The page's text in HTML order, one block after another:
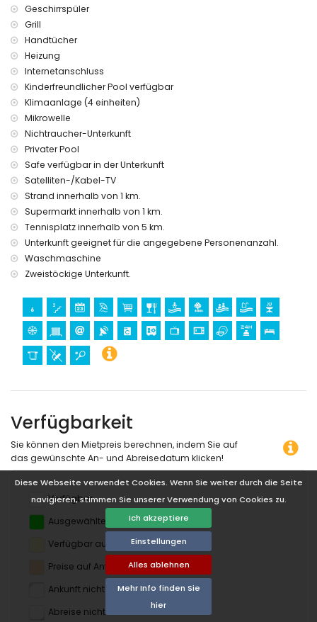
Diese Webseite verwendet Cookies. Wenn Sie weiter durch die Seite
navigieren, stimmen Sie unserer Verwendung von Cookies zu.
Ich akzeptiere
Einstellungen
Alles ablehnen
Mehr Info finden Sie
hier
Geschirrspüler
Grill
Handtücher
Heizung
Internetanschluss
Kinderfreundlicher Pool verfügbar
Klimaanlage (4 einheiten)
Mikrowelle
Nichtraucher-Unterkunft
Privater Pool
Safe verfügbar in der Unterkunft
Satelliten-/Kabel-TV
Strand innerhalb von 1 km.
Supermarkt innerhalb von 1 km.
Tennisplatz innerhalb von 5 km.
Unterkunft geeignet für die angegebene Personenanzahl.
Waschmaschine
Zweistöckige Unterkunft.
Verfügbarkeit
Sie können den Mietpreis berechnen, indem Sie auf
das gewünschte An- und Abreisedatum klicken!
Verfügbar
Ausgewählte Termine
Verfügbar auf Anfrage
Preise auf Anfrage
Ankunft nicht erlaubt
Abreise nicht erlaubt